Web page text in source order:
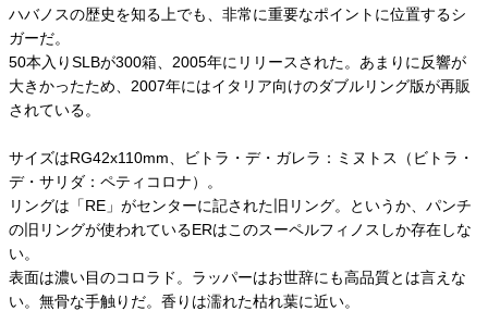
ハバノスの歴史を知る上でも、非常に重要なポイントに位置するシ
ガーだ。
50本入りSLBが300箱、2005年にリリースされた。あまりに反響が
大きかったため、2007年にはイタリア向けのダブルリング版が再販
されている。
サイズはRG42x110mm、ビトラ・デ・ガレラ：ミヌトス（ビトラ・
デ・サリダ：ペティコロナ）。
リングは「RE」がセンターに記された旧リング。というか、パンチ
の旧リングが使われているERはこのスーペルフィノスしか存在しな
い。
表面は濃い目のコロラド。ラッパーはお世辞にも高品質とは言えな
い。無骨な手触りだ。香りは濡れた枯れ葉に近い。